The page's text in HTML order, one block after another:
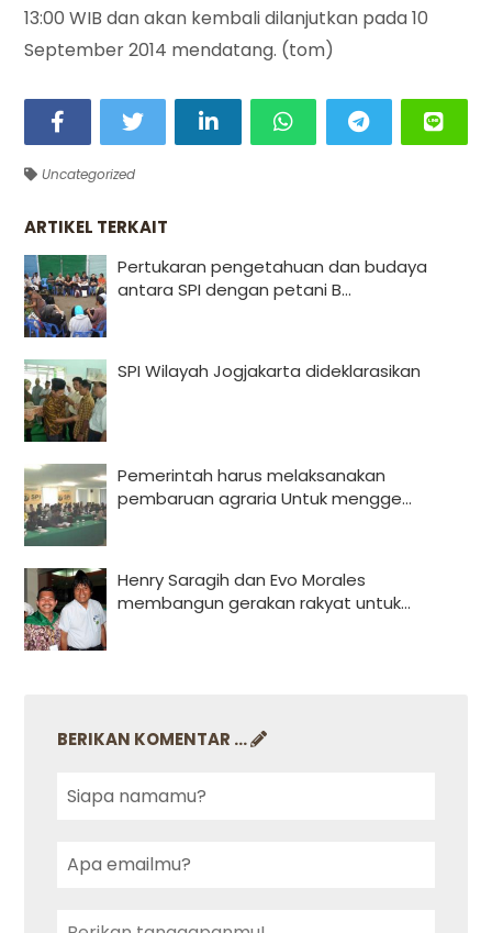
13:00 WIB dan akan kembali dilanjutkan pada 10
September 2014 mendatang. (tom)
Uncategorized
ARTIKEL TERKAIT
Pertukaran pengetahuan dan budaya
antara SPI dengan petani B...
SPI Wilayah Jogjakarta dideklarasikan
Pemerintah harus melaksanakan
pembaruan agraria Untuk mengge...
Henry Saragih dan Evo Morales
membangun gerakan rakyat untuk...
BERIKAN KOMENTAR ...